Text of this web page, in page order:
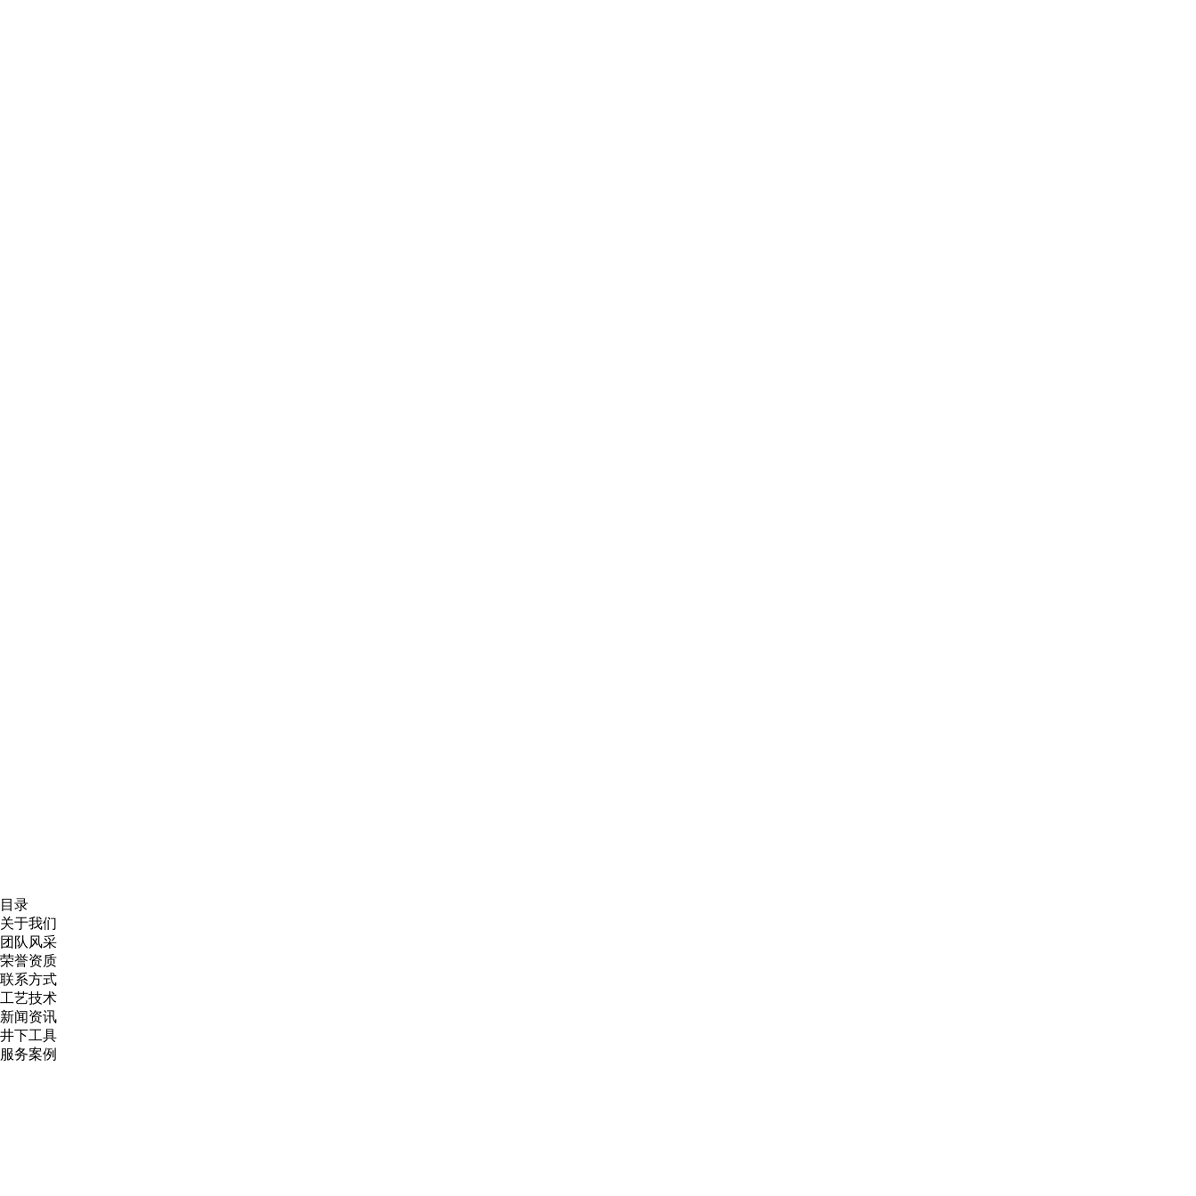
目录
关于我们
团队风采
荣誉资质
联系方式
工艺技术
新闻资讯
井下工具
服务案例